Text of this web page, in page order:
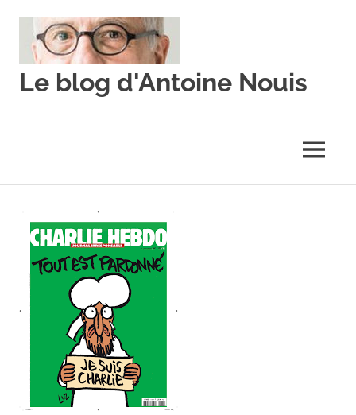
content
Le blog d'Antoine Nouis
MENU